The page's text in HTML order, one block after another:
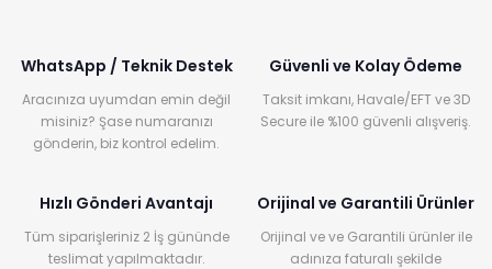
WhatsApp / Teknik Destek
Aracınıza uyumdan emin değil
misiniz? Şase numaranızı
gönderin, biz kontrol edelim.
Güvenli ve Kolay Ödeme
Taksit imkanı, Havale/EFT ve 3D
Secure ile %100 güvenli alışveriş.
Hızlı Gönderi Avantajı
Tüm siparişleriniz 2 İş gününde
teslimat yapılmaktadır.
Orijinal ve Garantili Ürünler
Orijinal ve ve Garantili ürünler ile
adınıza faturalı şekilde